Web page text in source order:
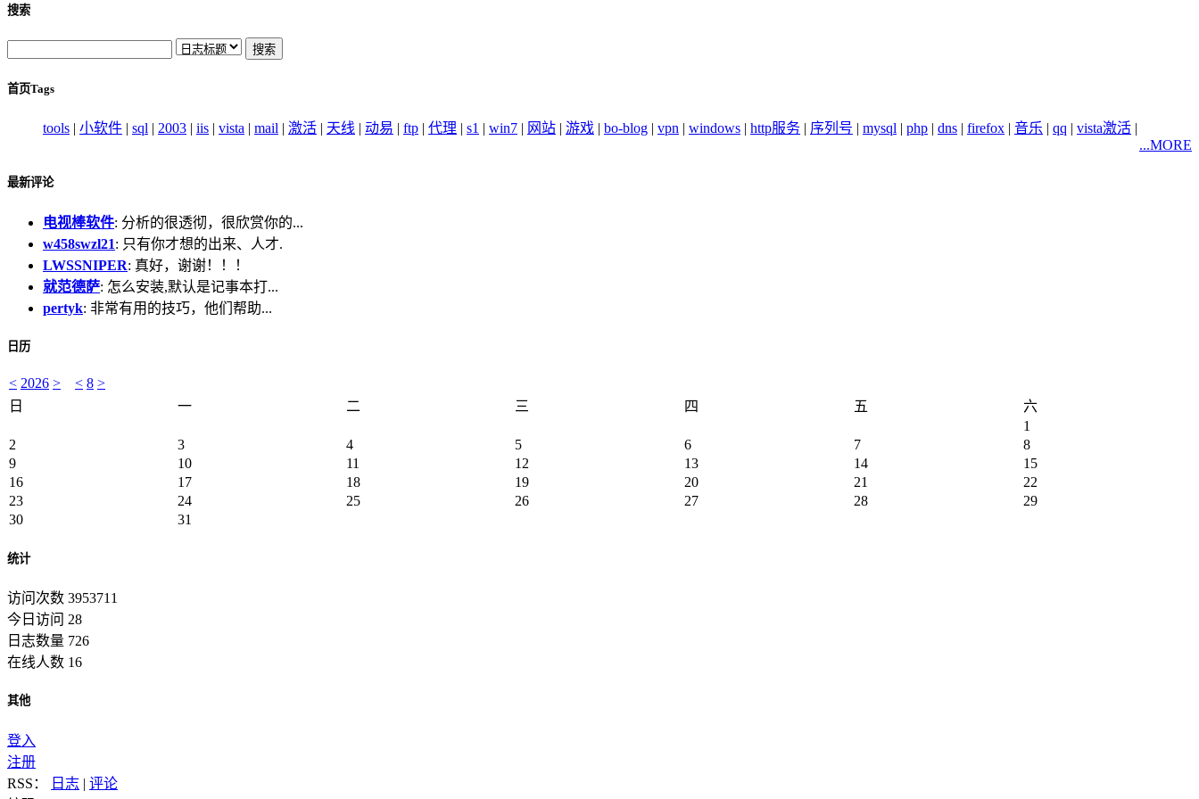
搜索
首页Tags
tools | 小软件 | sql | 2003 | iis | vista | mail | 激活 | 天线 | 动易 | ftp | 代理 | s1 | win7 | 网站 | 游戏 | bo-blog | vpn | windows | http服务 | 序列号 | mysql | php | dns | firefox | 音乐 | qq | vista激活 |
...MORE
最新评论
电视棒软件: 分析的很透彻，很欣赏你的...
w458swzl21: 只有你才想的出来、人才.
LWSSNIPER: 真好，谢谢！！！
就范德萨: 怎么安装,默认是记事本打...
pertyk: 非常有用的技巧，他们帮助...
日历
< 2026 > < 8 >
日
一 二 三 四 五
六
1
2
3 4 5 6 7
8
9
10 11 12 13 14
15
16
17 18 19 20 21
22
23
24 25 26 27 28
29
30
31
统计
访问次数 3953711
今日访问 28
日志数量 726
在线人数 16
其他
登入
注册
RSS：
日志 | 评论